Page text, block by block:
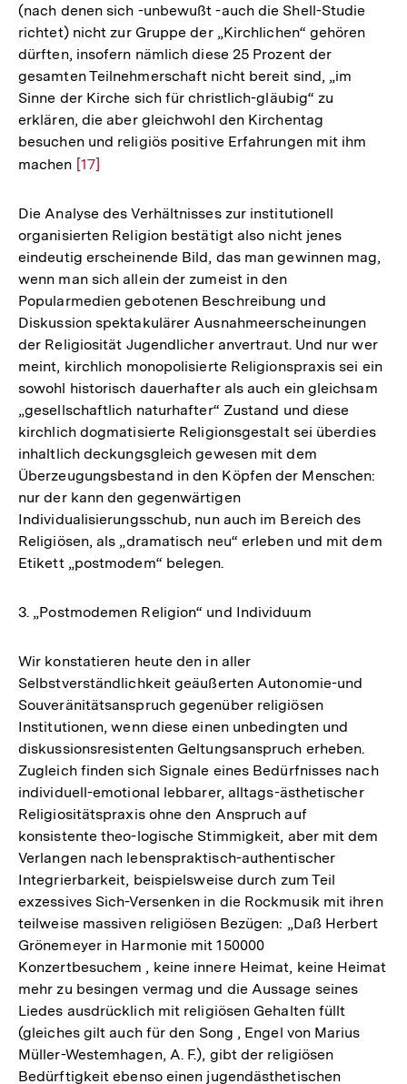
(nach denen sich -unbewußt -auch die Shell-Studie
richtet) nicht zur Gruppe der „Kirchlichen“ gehören
dürften, insofern nämlich diese 25 Prozent der
gesamten Teilnehmerschaft nicht bereit sind, „im
Sinne der Kirche sich für christlich-gläubig“ zu
erklären, die aber gleichwohl den Kirchentag
besuchen und religiös positive Erfahrungen mit ihm
machen Zur
der
Fußnote
[17]
Die Analyse des Verhältnisses zur institutionell
organisierten Religion bestätigt also nicht jenes
eindeutig erscheinende Bild, das man gewinnen mag,
wenn man sich allein der zumeist in den
Popularmedien gebotenen Beschreibung und
Diskussion spektakulärer Ausnahmeerscheinungen
der Religiosität Jugendlicher anvertraut. Und nur wer
meint, kirchlich monopolisierte Religionspraxis sei ein
sowohl historisch dauerhafter als auch ein gleichsam
„gesellschaftlich naturhafter“ Zustand und diese
kirchlich dogmatisierte Religionsgestalt sei überdies
inhaltlich deckungsgleich gewesen mit dem
Überzeugungsbestand in den Köpfen der Menschen:
nur der kann den gegenwärtigen
Individualisierungsschub, nun auch im Bereich des
Religiösen, als „dramatisch neu“ erleben und mit dem
Etikett „postmodem“ belegen.
3. „Postmodemen Religion“ und Individuum
Wir konstatieren heute den in aller
Selbstverständlichkeit geäußerten Autonomie-und
Souveränitätsanspruch gegenüber religiösen
Institutionen, wenn diese einen unbedingten und
diskussionsresistenten Geltungsanspruch erheben.
Zugleich finden sich Signale eines Bedürfnisses nach
individuell-emotional lebbarer, alltags-ästhetischer
Religiositätspraxis ohne den Anspruch auf
konsistente theo-logische Stimmigkeit, aber mit dem
Verlangen nach lebenspraktisch-authentischer
Integrierbarkeit, beispielsweise durch zum Teil
exzessives Sich-Versenken in die Rockmusik mit ihren
teilweise massiven religiösen Bezügen: „Daß Herbert
Grönemeyer in Harmonie mit 150000
Konzertbesuchem , keine innere Heimat, keine Heimat
mehr zu besingen vermag und die Aussage seines
Liedes ausdrücklich mit religiösen Gehalten füllt
(gleiches gilt auch für den Song , Engel von Marius
Müller-Westemhagen, A. F.), gibt der religiösen
Bedürftigkeit ebenso einen jugendästhetischen